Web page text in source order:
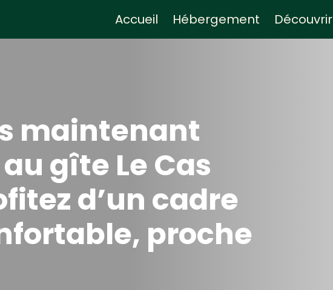
Accueil Hébergement Découvrir
maintenant
gîte Le Cas
d’un cadre
proche